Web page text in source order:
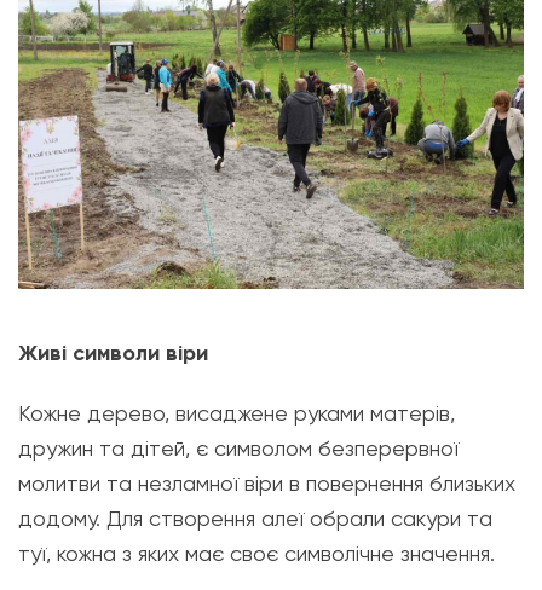
Живі символи віри
Кожне дерево, висаджене руками матерів,
дружин та дітей, є символом безперервної
молитви та незламної віри в повернення близьких
додому. Для створення алеї обрали сакури та
туї, кожна з яких має своє символічне значення.